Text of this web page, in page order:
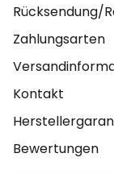
Rücksendung/
Zahlungsarten
Kontakt
Bewertungen